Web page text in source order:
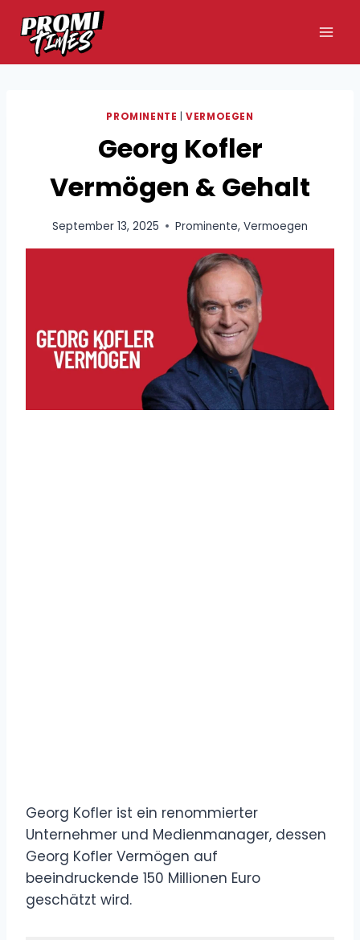
Inhalt
springen
PROMINENTE |VERMOEGEN
Georg Kofler
Vermögen & Gehalt
September 13, 2025 Prominente, Vermoegen
Georg Kofler ist ein renommierter
Unternehmer und Medienmanager, dessen
Georg Kofler Vermögen auf
beeindruckende 150 Millionen Euro
geschätzt wird.